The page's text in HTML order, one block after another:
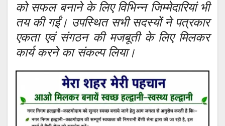
को सफल बनाने के लिए विभिन्न जिम्मेदारियां भी
तय की गईं। उपस्थित सभी सदस्यों ने पत्रकार
एकता एवं संगठन की मजबूती के लिए मिलकर
कार्य करने का संकल्प लिया।